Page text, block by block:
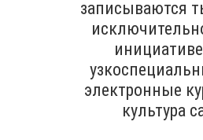
записываются
электронные
культура